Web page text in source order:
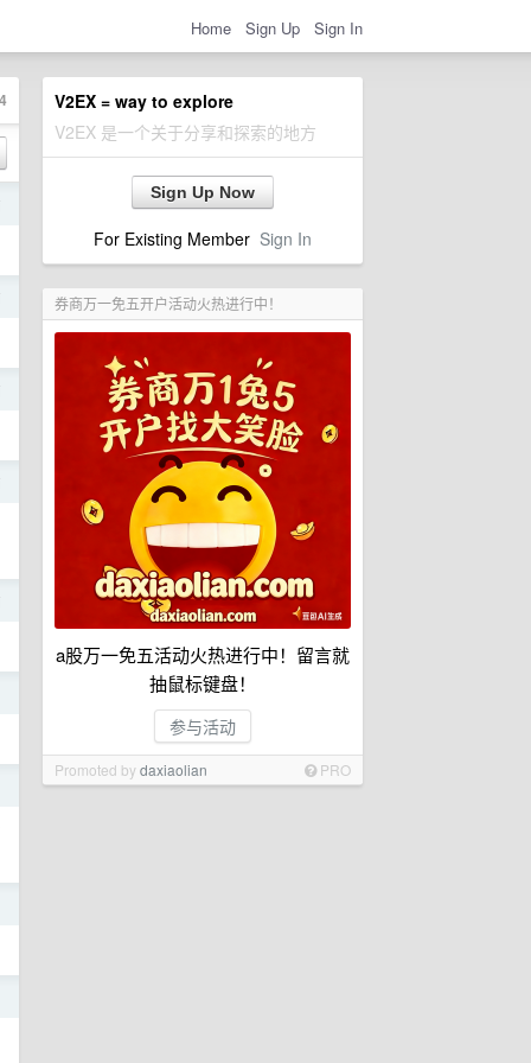
Home Sign Up Sign In
V2EX = way to explore
V2EX 是一个关于分享和探索的地方
Sign Up Now
For Existing Member Sign In
券商万一免五开户活动火热进行中！
a股万一免五活动火热进行中！留言就
抽鼠标键盘！
参与活动
Promoted bydaxiaolian PRO